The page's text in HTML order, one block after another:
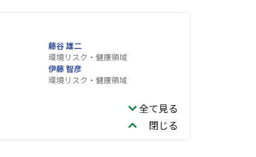
藤谷 雄二
環境リスク・健康領域
伊藤 智彦
環境リスク・健康領域
全て見る
閉じる